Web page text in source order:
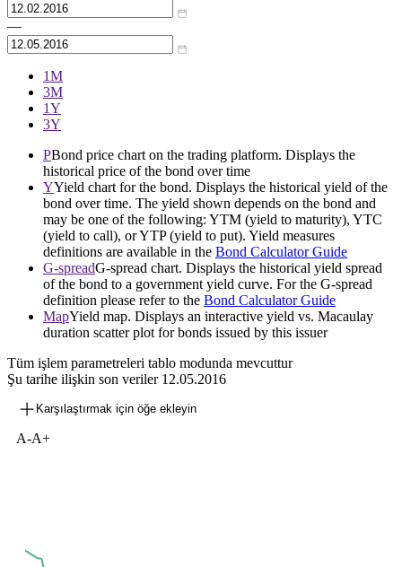
—
1М
3М
1Y
3Y
PBond price chart on the trading platform. Displays the
historical price of the bond over time
YYield chart for the bond. Displays the historical yield of the
bond over time. The yield shown depends on the bond and
may be one of the following: YTM (yield to maturity), YTC
(yield to call), or YTP (yield to put). Yield measures
definitions are available in the Bond Calculator Guide
G-spreadG-spread chart. Displays the historical yield spread
of the bond to a government yield curve. For the G-spread
definition please refer to the Bond Calculator Guide
MapYield map. Displays an interactive yield vs. Macaulay
duration scatter plot for bonds issued by this issuer
Tüm işlem parametreleri tablo modunda mevcuttur
Şu tarihe ilişkin son veriler 12.05.2016
Karşılaştırmak için öğe ekleyin